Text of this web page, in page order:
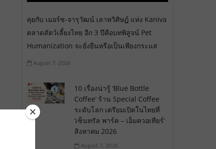
คุยกับ เมอร์ซ-จารุวัฒน์ เลาหวิศิษฏ์ แห่ง Kaniva
ตลาดสัตว์เลี้ยงไทย อีก 3 ปีคือบทพิสูจน์ Pet
Humanization จะยั่งยืนหรือเป็นเพียงกระแส
August 7, 2026
10 เรื่องน่ารู้ ‘Blue Bottle
Coffee’ ร้าน Special Coffee
ระดับโลก เตรียมเปิดในไทยที่
‘เซ็นทรัล พาร์ค – เอ็มควอเทียร์’
สิงหาคม 2026
August 7, 2026